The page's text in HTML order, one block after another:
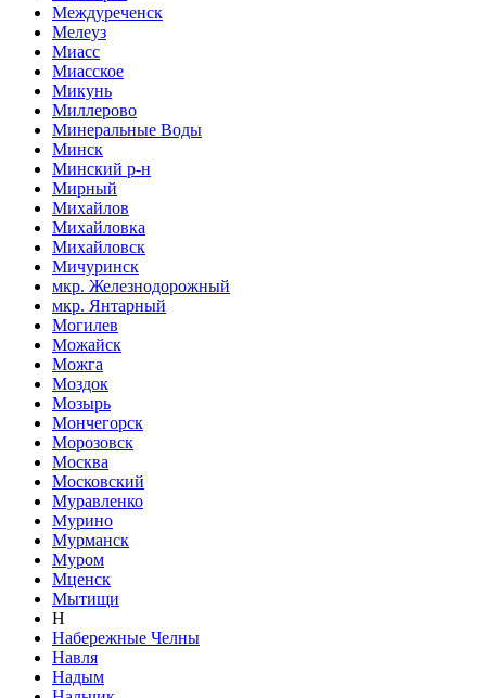
Междуреченск
Мелеуз
Миасс
Миасское
Микунь
Миллерово
Минеральные Воды
Минск
Минский р-н
Мирный
Михайлов
Михайловка
Михайловск
Мичуринск
мкр. Железнодорожный
мкр. Янтарный
Могилев
Можайск
Можга
Моздок
Мозырь
Мончегорск
Морозовск
Москва
Московский
Муравленко
Мурино
Мурманск
Муром
Мценск
Мытищи
Н
Набережные Челны
Навля
Надым